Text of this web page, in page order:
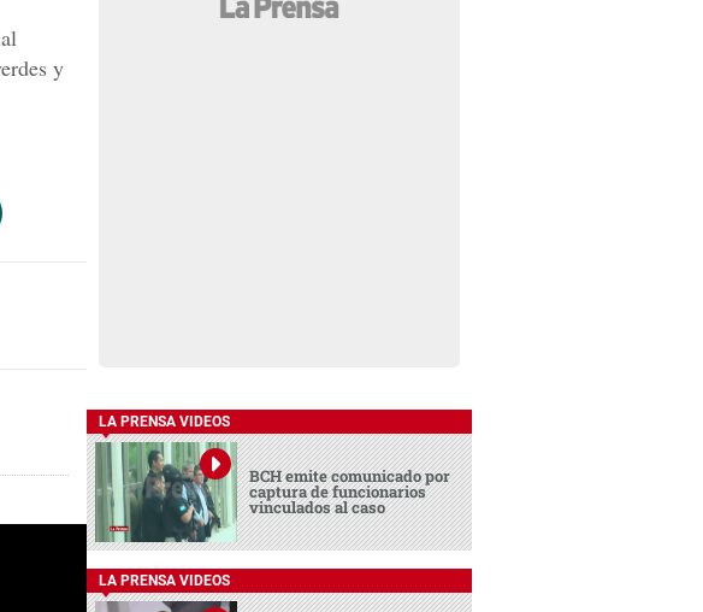
y
LA PRENSA VIDEOS
BCH emite comunicado por
captura de funcionarios
vinculados al caso
LA PRENSA VIDEOS